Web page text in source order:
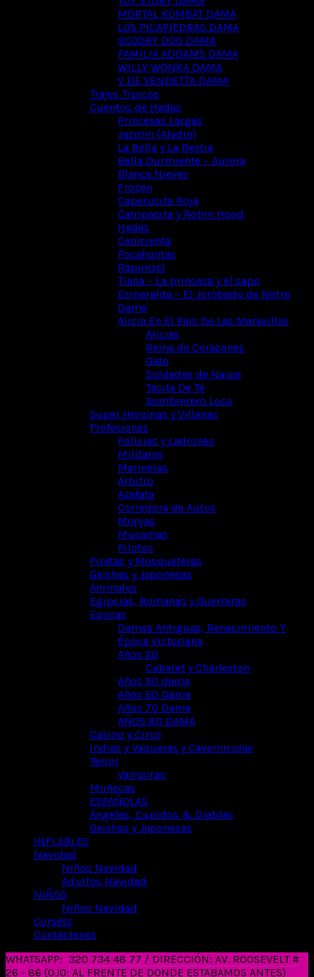
MORTAL KOMBAT DAMA
LOS PICAPIEDRAS DAMA
SCOOBY DOO DAMA
FAMILIA ADDAMS DAMA
WILLY WONKA DAMA
V DE VENDETTA DAMA
Trajes Típicos
Cuentos de Hadas
Princesas Largas
Jazmin (Aladin)
La Bella y La Bestia
Bella Durmiente – Aurora
Blanca Nieves
Frozen
Caperucita Roja
Campanita y Robin Hood
Hadas
Cenicienta
Pocahontas
Rapunzel
Tiana – La princesa y el sapo
Esmeralda – El Jorobado de Notre
Dame
Alicia En El Pais De Las Maravillas
Alicias
Reina de Corazones
Gato
Soldadas de Naipe
Tacita De Té
Sombrerero Loco
Super Heroinas y Villanas
Profesiones
Policias y Ladrones
Militares
Marineras
Arbitro
Azafata
Corredora de Autos
Monjas
Mucamas
Pilotos
Piratas y Mosqueteras
Geishas y Japonesas
Animales
Egipcias, Romanas y Guerreras
Epocas
Damas Antiguas, Renacimiento Y
Época Victoriana
Años 20
Cabaret y Charleston
Años 50 dama
Años 60 Dama
Años 70 Dama
AÑOS 80 DAMA
Casino y Circo
Indias y Vaqueras y Cavernicolas
Terror
Vampiras
Muñecas
ESPAÑOLAS
Ángeles, Cupidos & Diablas
Geishas y Japonesas
INFLABLES
Navidad
Niños Navidad
Adultos Navidad
NIÑOS
Niños Navidad
Corsets
Contáctenos
WHATSAPP: 320 734 48 77 / DIRECCIÓN: AV. ROOSEVELT #
26 - 86 (OJO: AL FRENTE DE DONDE ESTABAMOS ANTES)